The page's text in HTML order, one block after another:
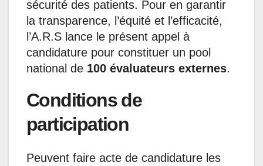
sécurité des patients. Pour en garantir
la transparence, l’équité et l’efficacité,
l’A.R.S lance le présent appel à
candidature pour constituer un pool
national de 100 évaluateurs externes.
Conditions de
participation
Peuvent faire acte de candidature les